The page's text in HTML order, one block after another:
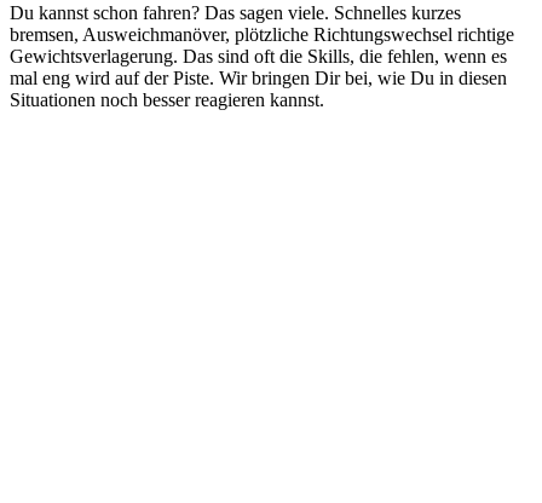
Du kannst schon fahren? Das sagen viele. Schnelles kurzes
bremsen, Ausweichmanöver, plötzliche Richtungswechsel richtige
Gewichtsverlagerung. Das sind oft die Skills, die fehlen, wenn es
mal eng wird auf der Piste. Wir bringen Dir bei, wie Du in diesen
Situationen noch besser reagieren kannst.